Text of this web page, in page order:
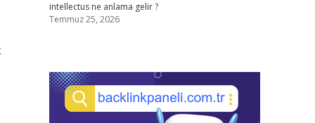
intellectus ne anlama gelir ?
Temmuz 25, 2026